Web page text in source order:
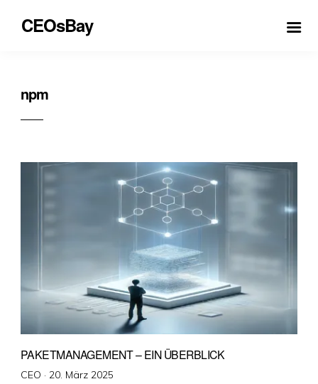
CEOsBay
npm
PAKETMANAGEMENT – EIN ÜBERBLICK
CEO · Veröffentlicht
20. März 2025